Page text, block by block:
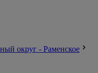
округ - Раменское